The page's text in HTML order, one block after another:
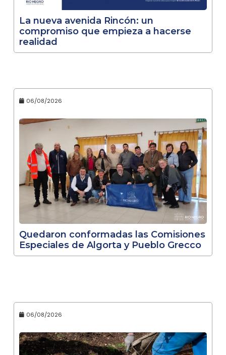
La nueva avenida Rincón: un
compromiso que empieza a hacerse
realidad
06/08/2026
Quedaron conformadas las Comisiones
Especiales de Algorta y Pueblo Grecco
06/08/2026